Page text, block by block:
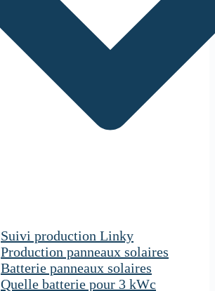
Suivi production Linky
Production panneaux solaires
Batterie panneaux solaires
Quelle batterie pour 3 kWc